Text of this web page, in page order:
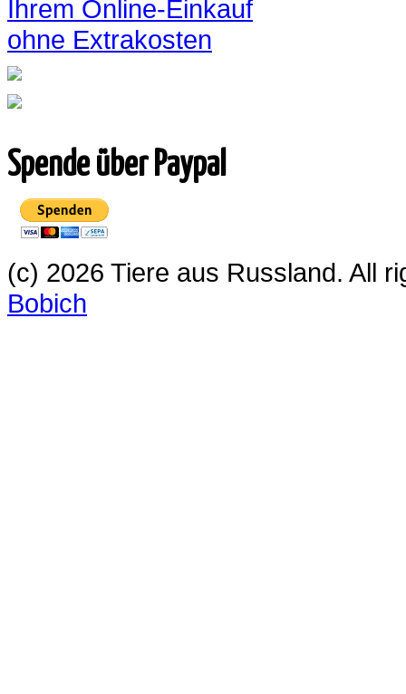
Ihrem Online-Einkauf
ohne Extrakosten
Spende über Paypal
(c) 2026 Tiere aus Russland. All
Bobich